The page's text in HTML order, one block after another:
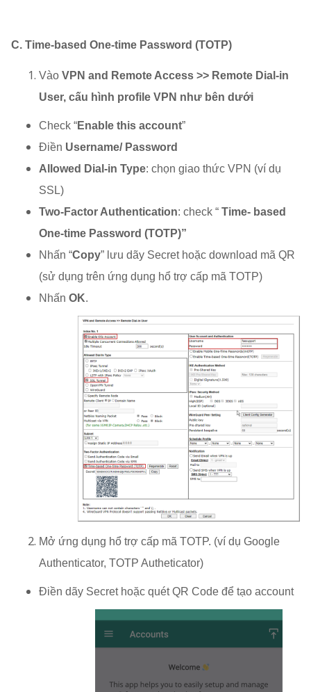
C. Time-based One-time Password (TOTP)
Vào VPN and Remote Access >> Remote Dial-in
User, cấu hình profile VPN như bên dưới
Check “Enable this account”
Điền Username/ Password
Allowed Dial-in Type: chọn giao thức VPN (ví dụ
SSL)
Two-Factor Authentication: check “ Time- based
One-time Password (TOTP)”
Nhấn “Copy” lưu dãy Secret hoặc download mã QR
(sử dụng trên ứng dụng hổ trợ cấp mã TOTP)
Nhấn OK.
Mở ứng dụng hổ trợ cấp mã TOTP. (ví dụ Google
Authenticator, TOTP Autheticator)
Điền dãy Secret hoặc quét QR Code để tạo account